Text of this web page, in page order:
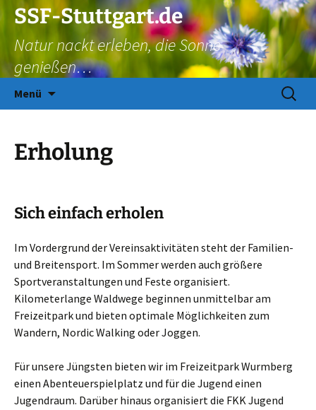
Zum
Inhalt
springen
SSF-Stuttgart.de
Natur nackt erleben, die Sonne
genießen…
Menü
Suchen
nach:
Erholung
Sich einfach erholen
Im Vordergrund der Vereinsaktivitäten steht der Familien-
und Breitensport. Im Sommer werden auch größere
Sportveranstaltungen und Feste organisiert.
Kilometerlange Waldwege beginnen unmittelbar am
Freizeitpark und bieten optimale Möglichkeiten zum
Wandern, Nordic Walking oder Joggen.
Für unsere Jüngsten bieten wir im Freizeitpark Wurmberg
einen Abenteuerspielplatz und für die Jugend einen
Jugendraum. Darüber hinaus organisiert die FKK Jugend